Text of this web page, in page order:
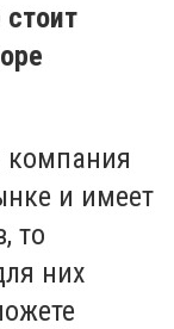
компания
и имеет
то
них